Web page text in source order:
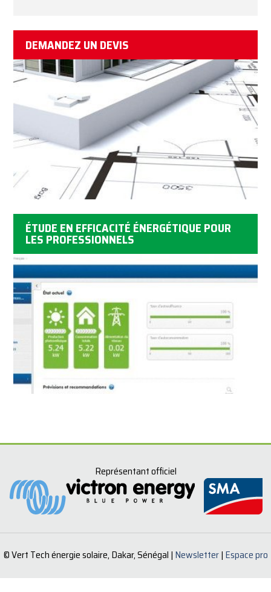
DEMANDEZ UN DEVIS
ÉTUDE EN EFFICACITÉ ÉNERGÉTIQUE POUR
LES PROFESSIONNELS
Représentant officiel
© Vert Tech énergie solaire, Dakar, Sénégal | Newsletter| Espace pro